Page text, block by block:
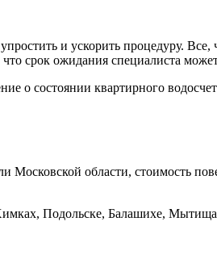
и ускорить процедуру.
срок ожидания специалиста
о состоянии квартирного
Московской области, стоимость
Подольске, Балашихе,